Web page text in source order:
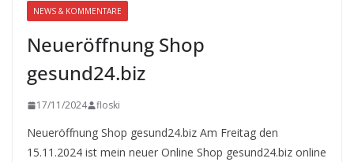
NEWS & KOMMENTARE
Neueröffnung Shop
gesund24.biz
17/11/2024 floski
Neueröffnung Shop gesund24.biz Am Freitag den
15.11.2024 ist mein neuer Online Shop gesund24.biz online